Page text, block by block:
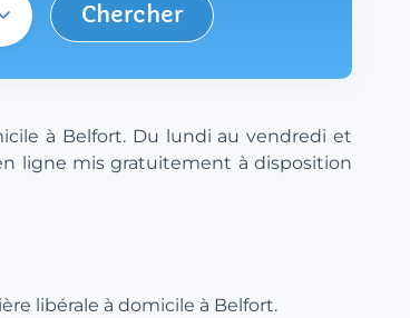
Chercher
à Belfort. Du lundi au vendredi et
ligne mis gratuitement à disposition
libérale à domicile à Belfort.